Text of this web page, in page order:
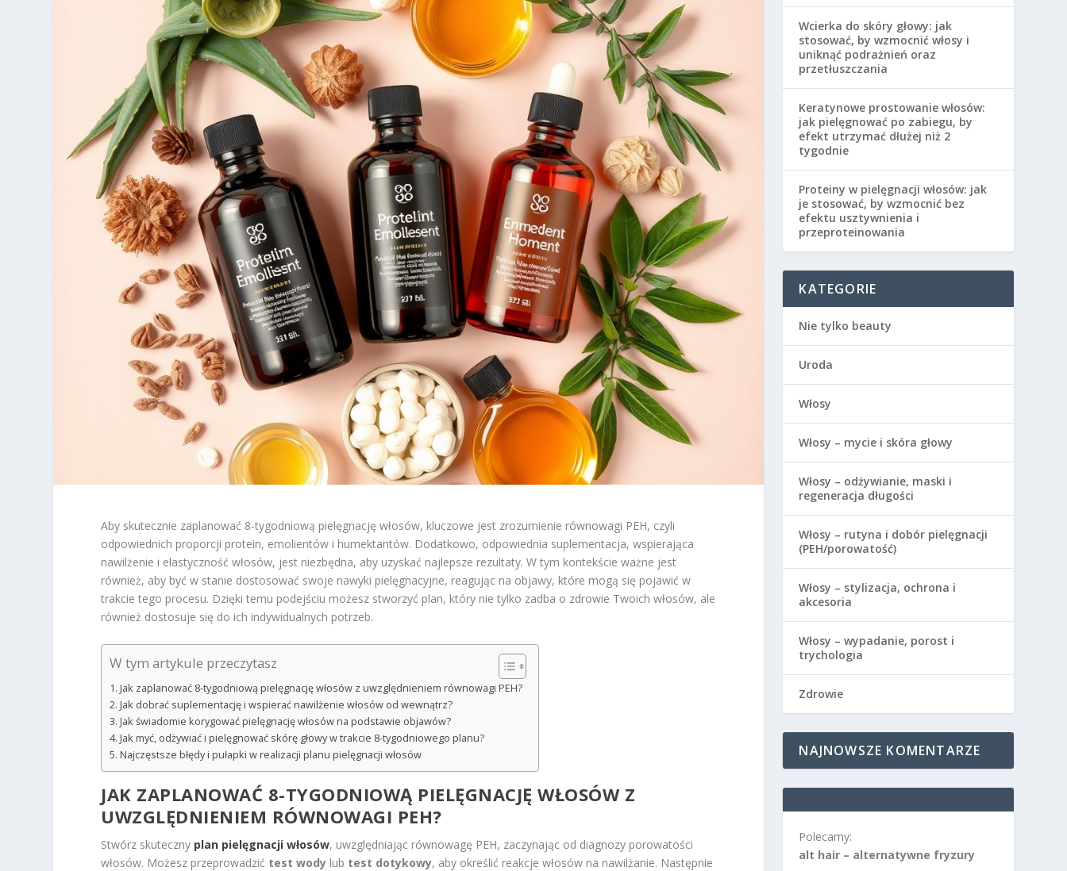
Aby skutecznie zaplanować 8-tygodniową pielęgnację włosów, kluczowe jest zrozumienie równowagi PEH, czyli
odpowiednich proporcji protein, emolientów i humektantów. Dodatkowo, odpowiednia suplementacja, wspierająca
nawilżenie i elastyczność włosów, jest niezbędna, aby uzyskać najlepsze rezultaty. W tym kontekście ważne jest
również, aby być w stanie dostosować swoje nawyki pielęgnacyjne, reagując na objawy, które mogą się pojawić w
trakcie tego procesu. Dzięki temu podejściu możesz stworzyć plan, który nie tylko zadba o zdrowie Twoich włosów, ale
również dostosuje się do ich indywidualnych potrzeb.
W tym artykule przeczytasz
Jak zaplanować 8-tygodniową pielęgnację włosów z uwzględnieniem równowagi PEH?
Jak dobrać suplementację i wspierać nawilżenie włosów od wewnątrz?
Jak świadomie korygować pielęgnację włosów na podstawie objawów?
Jak myć, odżywiać i pielęgnować skórę głowy w trakcie 8-tygodniowego planu?
Najczęstsze błędy i pułapki w realizacji planu pielęgnacji włosów
JAK ZAPLANOWAĆ 8-TYGODNIOWĄ PIELĘGNACJĘ WŁOSÓW Z
UWZGLĘDNIENIEM RÓWNOWAGI PEH?
Stwórz skuteczny plan pielęgnacji włosów, uwzględniając równowagę PEH, zaczynając od diagnozy porowatości
włosów. Możesz przeprowadzić test wody lub test dotykowy, aby określić reakcje włosów na nawilżanie. Następnie
Wcierka do skóry głowy: jak
stosować, by wzmocnić włosy i
uniknąć podrażnień oraz
przetłuszczania
Keratynowe prostowanie włosów:
jak pielęgnować po zabiegu, by
efekt utrzymać dłużej niż 2
tygodnie
Proteiny w pielęgnacji włosów: jak
je stosować, by wzmocnić bez
efektu usztywnienia i
przeproteinowania
KATEGORIE
Nie tylko beauty
Uroda
Włosy
Włosy – mycie i skóra głowy
Włosy – odżywianie, maski i
regeneracja długości
Włosy – rutyna i dobór pielęgnacji
(PEH/porowatość)
Włosy – stylizacja, ochrona i
akcesoria
Włosy – wypadanie, porost i
trychologia
Zdrowie
NAJNOWSZE KOMENTARZE
Polecamy:
alt hair – alternatywne fryzury